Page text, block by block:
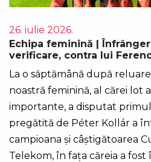
26. iulie 2026.
Echipa feminină |
verificare, contra lui
La o săptămână după
noastră feminină, al cărei lot
importante, a disputat
pregătită de Péter Kollár a
campioana și câștigătoarea
Telekom, în fața căreia a fost